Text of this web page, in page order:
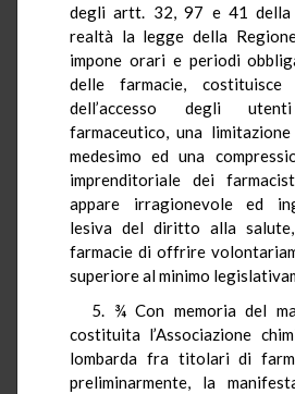
degli artt. 32, 97 e 41 della
realtà la legge della
impone orari e periodi
delle farmacie, costituisce
dell’accesso degli
farmaceutico, una limitazione
medesimo ed una
imprenditoriale dei
appare irragionevole ed
lesiva del diritto alla
farmacie di offrire
superiore al minimo
5. ¾ Con memoria del
costituita l’Associazione
lombarda fra titolari di
preliminarmente, la